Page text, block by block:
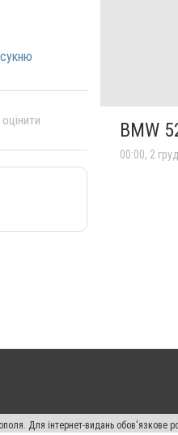
BMW
00:00, 2
Для інтернет-видань обов'язкове